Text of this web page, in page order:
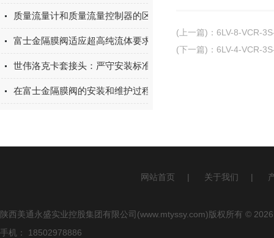
质量流量计和质量流量控制器的区别
富士金隔膜阀适应超高纯流体要求行业
世伟洛克卡套接头：严守安装标准，筑牢密封防线
在富士金隔膜阀的安装和维护过程中，要注意以下事项
(上一篇) ： 6LV-8-VCR-
(下一篇) ： 6LV-4-VCR-
网站首页 | 关于我们 |
陕西美通永盛实业控股集团有限公司(www.mtyssy.com)版权所有 © 2026
手机： 18502978886